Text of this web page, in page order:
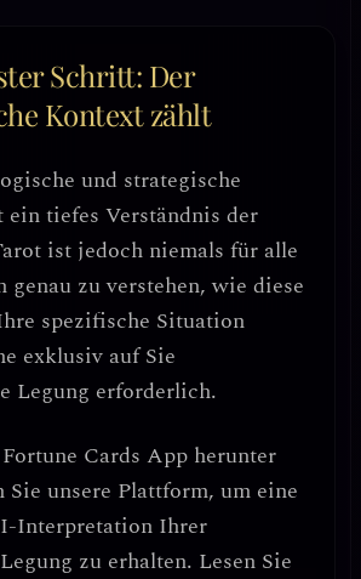
Schritt: Der
Kontext zählt
und strategische
ein tiefes Verständnis der
ist jedoch niemals für alle
zu verstehen, wie diese
spezifische Situation
exklusiv auf Sie
Legung erforderlich.
Fortune Cards App herunter
Sie unsere Plattform, um eine
Interpretation Ihrer
zu erhalten. Lesen Sie